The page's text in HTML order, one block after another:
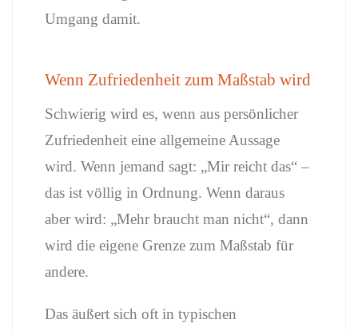
Umgang damit.
Wenn Zufriedenheit zum Maßstab wird
Schwierig wird es, wenn aus persönlicher
Zufriedenheit eine allgemeine Aussage
wird. Wenn jemand sagt: „Mir reicht das“ –
das ist völlig in Ordnung. Wenn daraus
aber wird: „Mehr braucht man nicht“, dann
wird die eigene Grenze zum Maßstab für
andere.
Das äußert sich oft in typischen